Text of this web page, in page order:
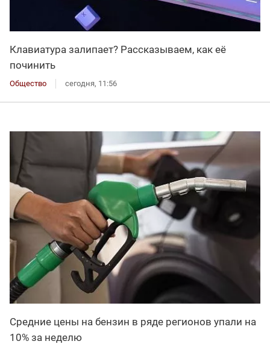
Клавиатура залипает? Рассказываем, как её
починить
Общество сегодня, 11:56
Средние цены на бензин в ряде регионов упали на
10% за неделю